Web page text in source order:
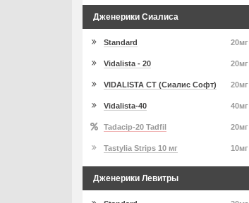
Дженерики Сиалиса
20мг
Standard
20мг
Vidalista - 20
20мг
VIDALISTA CT (Сиалис Софт)
40мг
Vidalista-40
20мг
Tadacip-20 Tadfil
10мг
Tastylia Strips 10 мг
Дженерики Левитры